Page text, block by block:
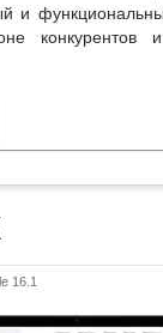
и
конкурентов
16.1